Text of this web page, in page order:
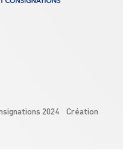
2024 Création